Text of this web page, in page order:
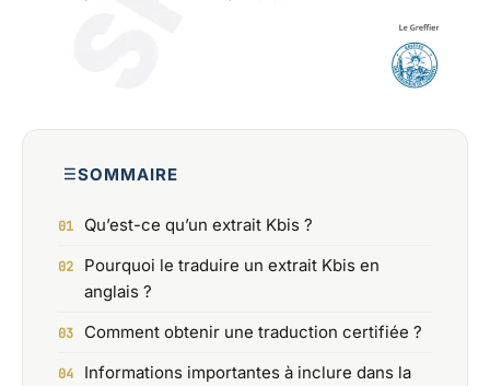
SOMMAIRE
Qu’est-ce qu’un extrait Kbis ?
Pourquoi le traduire un extrait Kbis en
anglais ?
Comment obtenir une traduction certifiée ?
Informations importantes à inclure dans la